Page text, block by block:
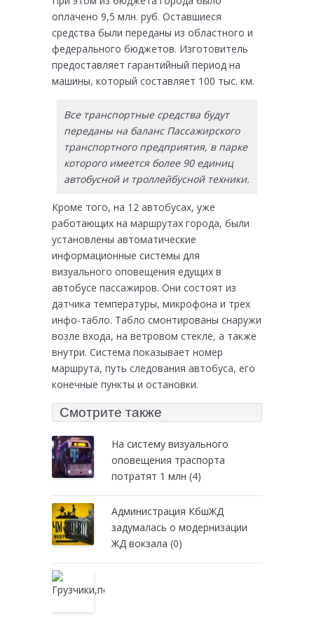
оплачено 9,5 млн. руб. Оставшиеся
средства были переданы из областного и
федерального бюджетов. Изготовитель
предоставляет гарантийный период на
машины, который составляет 100 тыс. км.
Все транспортные средства будут
переданы на баланс Пассажирского
транспортного предприятия, в парке
которого имеется более 90 единиц
автобусной и троллейбусной техники.
Кроме того, на 12 автобусах, уже
работающих на маршрутах города, были
установлены автоматические
информационные системы для
визуального оповещения едущих в
автобусе пассажиров. Они состоят из
датчика температуры, микрофона и трех
инфо-табло. Табло смонтированы снаружи
возле входа, на ветровом стекле, а также
внутри. Система показывает номер
маршрута, путь следования автобуса, его
конечные пункты и остановки.
Смотрите также
На систему визуального
оповещения траспорта
потратят 1 млн (4)
Администрация КбшЖД
задумалась о модернизации
ЖД вокзала (0)